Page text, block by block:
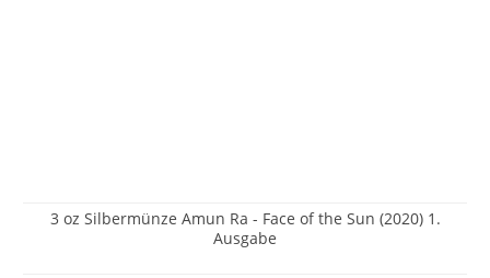
3 oz Silbermünze Amun Ra - Face of the Sun (2020) 1.
Ausgabe